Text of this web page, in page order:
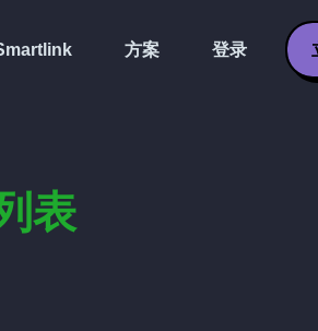
方案 登录
表